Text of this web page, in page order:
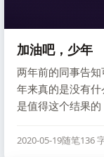
加油吧，少年
两年前的同事告
年来真的是没有
是值得这个结果
2020-05-19随笔136